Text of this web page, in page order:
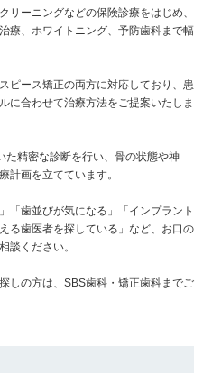
リーニングなどの保険診療をはじめ、
療、ホワイトニング、予防歯科まで幅
ピース矯正の両方に対応しており、患
に合わせて治療方法をご提案いたしま
た精密な診断を行い、骨の状態や神
計画を立てています。
「歯並びが気になる」「インプラント
る歯医者を探している」など、お口の
談ください。
しの方は、SBS歯科・矯正歯科までご